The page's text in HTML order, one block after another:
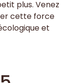
plus. Venez
cette force
et